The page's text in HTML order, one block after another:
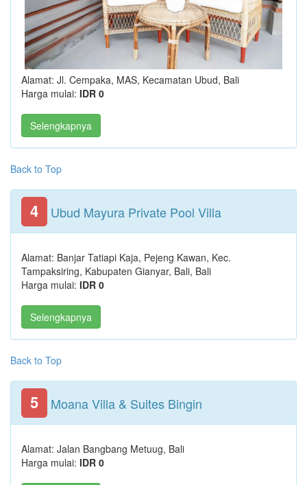
Alamat: Jl. Cempaka, MAS, Kecamatan Ubud, Bali
Harga mulai: IDR 0
Selengkapnya
Back to Top
4 Ubud Mayura Private Pool Villa
Alamat: Banjar Tatiapi Kaja, Pejeng Kawan, Kec.
Tampaksiring, Kabupaten Gianyar, Bali, Bali
Harga mulai: IDR 0
Selengkapnya
Back to Top
5 Moana Villa & Suites Bingin
Alamat: Jalan Bangbang Metuug, Bali
Harga mulai: IDR 0